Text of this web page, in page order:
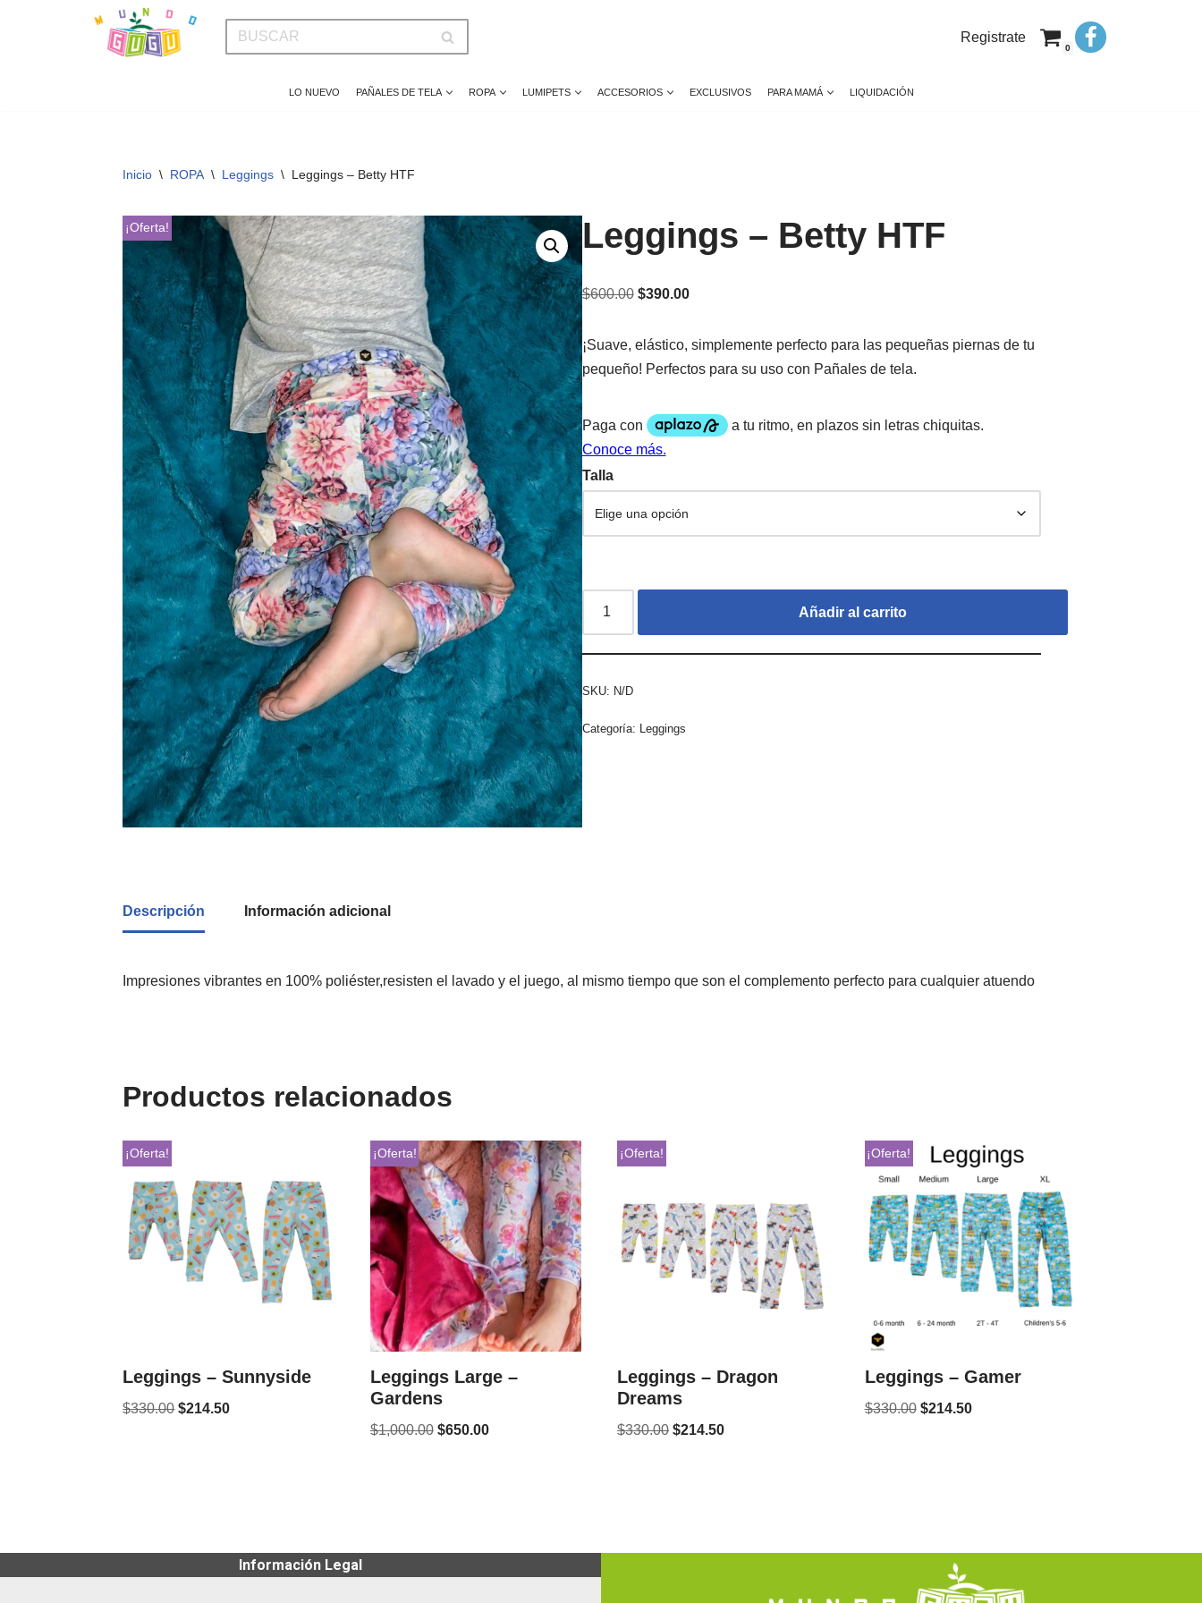
Registrate
0
LO NUEVO PAÑALES DE TELA ROPA LUMIPETS ACCESORIOS EXCLUSIVOS PARA MAMÁ LIQUIDACIÓN
Inicio \ ROPA \ Leggings \ Leggings – Betty HTF
¡Oferta! Leggings – Betty HTF
$600.00 $390.00
¡Suave, elástico, simplemente perfecto para las pequeñas piernas de tu
pequeño! Perfectos para su uso con Pañales de tela.
Talla
Añadir al carrito
SKU: N/D
Categoría: Leggings
Descripción Información adicional
Impresiones vibrantes en 100% poliéster,resisten el lavado y el juego, al mismo tiempo que son el complemento perfecto para cualquier atuendo
Productos relacionados
¡Oferta!
Leggings – Sunnyside
$330.00 $214.50
¡Oferta!
Leggings Large –
Gardens
$1,000.00 $650.00
¡Oferta!
Leggings – Dragon
Dreams
$330.00 $214.50
¡Oferta!
Leggings – Gamer
$330.00 $214.50
Información Legal